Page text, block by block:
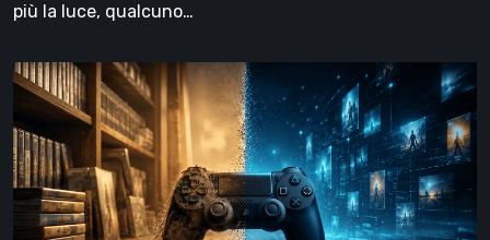
più la luce, qualcuno…
Il
futuro
del
formato
fisico